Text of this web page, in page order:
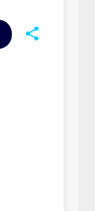
share